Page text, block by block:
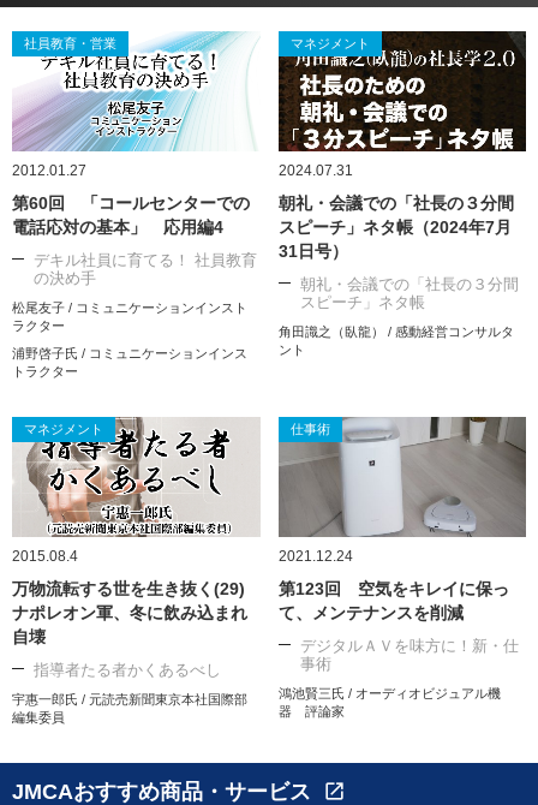
社員教育・営業
2012.01.27
第60回 「コールセンターでの
電話応対の基本」 応用編4
デキル社員に育てる！ 社員教育
の決め手
松尾友子 / コミュニケーションインスト
ラクター
浦野啓子氏 / コミュニケーションインス
トラクター
マネジメント
2024.07.31
朝礼・会議での「社長の３分間
スピーチ」ネタ帳（2024年7月
31日号）
朝礼・会議での「社長の３分間
スピーチ」ネタ帳
角田識之（臥龍） / 感動経営コンサルタ
ント
マネジメント
2015.08.4
万物流転する世を生き抜く(29)
ナポレオン軍、冬に飲み込まれ
自壊
指導者たる者かくあるべし
宇惠一郎氏 / 元読売新聞東京本社国際部
編集委員
仕事術
2021.12.24
第123回 空気をキレイに保っ
て、メンテナンスを削減
デジタルＡＶを味方に！新・仕
事術
鴻池賢三氏 / オーディオビジュアル機
器 評論家
JMCAおすすめ商品・サービス open_in_new